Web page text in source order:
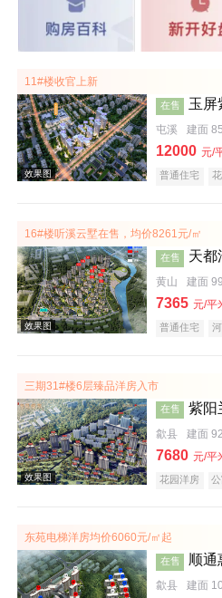
11#楼收官上新
效果图
在售 玉屏
屯溪 建面
12000 元/
普通住宅
16#楼听溪云墅在售，均价8261元/㎡
在售 天都
黄山 建面
7365 元/平
普通住宅
三期31#楼6层臻品洋房入市
在售 紫阳
歙县 建面
7680 元/平
花园洋房
东苑电梯洋房均价6060元/㎡起
在售 顺通
歙县 建面